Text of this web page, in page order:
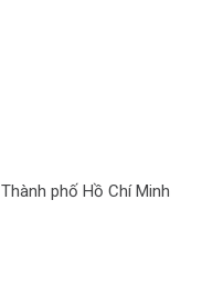
phố Hồ Chí Minh